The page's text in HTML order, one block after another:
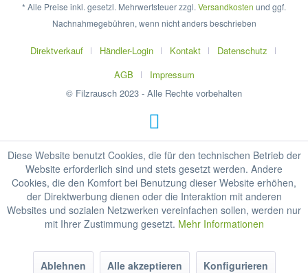
* Alle Preise inkl. gesetzl. Mehrwertsteuer zzgl. Versandkosten und ggf.
Nachnahmegebühren, wenn nicht anders beschrieben
Direktverkauf Händler-Login Kontakt
Datenschutz
AGB
Impressum
© Filzrausch 2023 - Alle Rechte vorbehalten
Diese Website benutzt Cookies, die für den technischen Betrieb der
Website erforderlich sind und stets gesetzt werden. Andere
Cookies, die den Komfort bei Benutzung dieser Website erhöhen,
der Direktwerbung dienen oder die Interaktion mit anderen
Websites und sozialen Netzwerken vereinfachen sollen, werden nur
mit Ihrer Zustimmung gesetzt. Mehr Informationen
Ablehnen Alle akzeptieren Konfigurieren